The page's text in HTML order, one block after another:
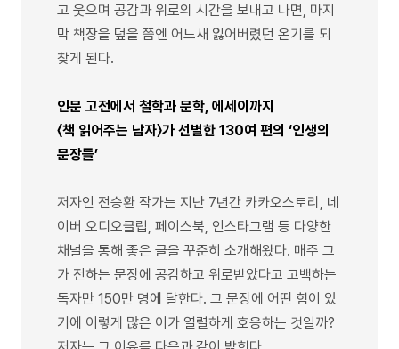
고 웃으며 공감과 위로의 시간을 보내고 나면, 마지
막 책장을 덮을 쯤엔 어느새 잃어버렸던 온기를 되
찾게 된다.
인문 고전에서 철학과 문학, 에세이까지
〈책 읽어주는 남자〉가 선별한 130여 편의 ‘인생의
문장들’
저자인 전승환 작가는 지난 7년간 카카오스토리, 네
이버 오디오클립, 페이스북, 인스타그램 등 다양한
채널을 통해 좋은 글을 꾸준히 소개해왔다. 매주 그
가 전하는 문장에 공감하고 위로받았다고 고백하는
독자만 150만 명에 달한다. 그 문장에 어떤 힘이 있
기에 이렇게 많은 이가 열렬하게 호응하는 것일까?